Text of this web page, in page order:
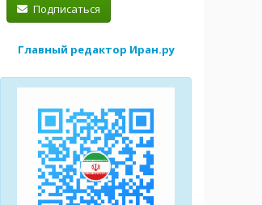
Подписаться
Главный редактор Иран.ру